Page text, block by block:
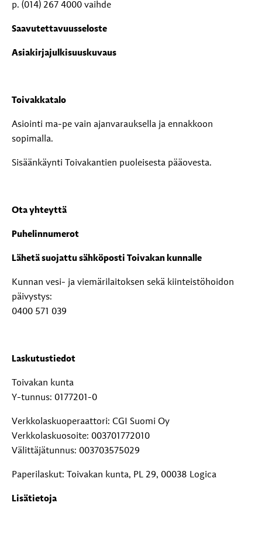
p. (014) 267 4000 vaihde
Saavutettavuusseloste
Asiakirjajulkisuuskuvaus
Toivakkatalo
Asiointi ma-pe vain ajanvarauksella ja ennakkoon
sopimalla.
Sisäänkäynti Toivakantien puoleisesta pääovesta.
Ota yhteyttä
Puhelinnumerot
Lähetä suojattu sähköposti Toivakan kunnalle
Kunnan vesi- ja viemärilaitoksen sekä kiinteistöhoidon
päivystys:
0400 571 039
Laskutustiedot
Toivakan kunta
Y-tunnus: 0177201-0
Verkkolaskuoperaattori: CGI Suomi Oy
Verkkolaskuosoite: 003701772010
Välittäjätunnus: 003703575029
Paperilaskut: Toivakan kunta, PL 29, 00038 Logica
Lisätietoja